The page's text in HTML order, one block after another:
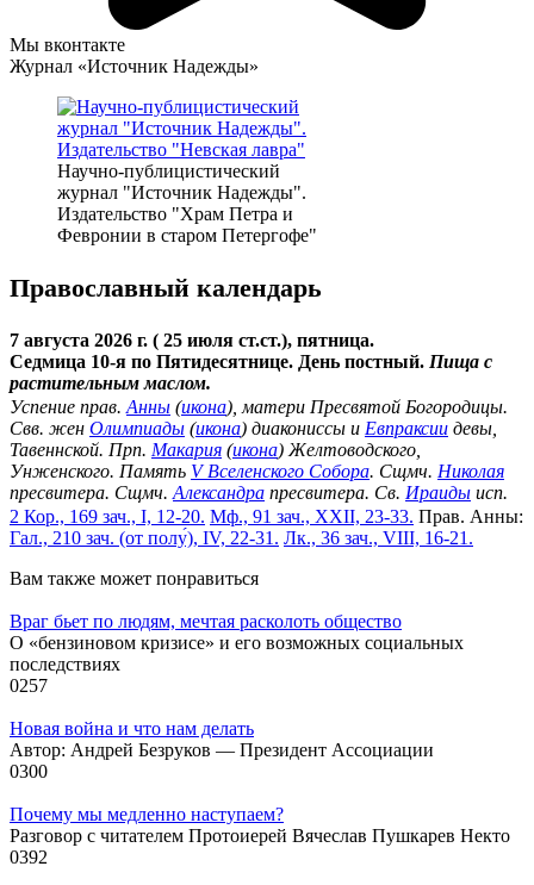
Мы вконтакте
Журнал «Источник Надежды»
Научно-публицистический
журнал "Источник Надежды".
Издательство "Храм Петра и
Февронии в старом Петергофе"
Православный календарь
7 августа 2026 г. ( 25 июля ст.ст.), пятница.
Седмица 10-я по Пятидесятнице. День постный. Пища с
растительным маслом.
Успение прав. Анны (икона), матери Пресвятой Богородицы.
Свв. жен Олимпиады (икона) диакониссы и Евпраксии девы,
Тавеннской. Прп. Макария (икона) Желтоводского,
Унженского. Память V Вселенского Собора. Сщмч. Николая
пресвитера. Сщмч. Александра пресвитера. Св. Ираиды исп.
2 Кор., 169 зач., I, 12-20. Мф., 91 зач., XXII, 23-33. Прав. Анны:
Гал., 210 зач. (от полу́), IV, 22-31. Лк., 36 зач., VIII, 16-21.
Вам также может понравиться
Враг бьет по людям, мечтая расколоть общество
О «бензиновом кризисе» и его возможных социальных
последствиях
0257
Новая война и что нам делать
Автор: Андрей Безруков — Президент Ассоциации
0300
Почему мы медленно наступаем?
Разговор с читателем Протоиерей Вячеслав Пушкарев Некто
0392